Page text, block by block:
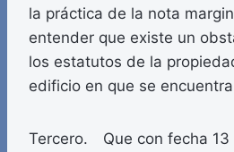
la práctica de la nota
entender que existe un
los estatutos de la
edificio en que se
Tercero. Que con fecha 13